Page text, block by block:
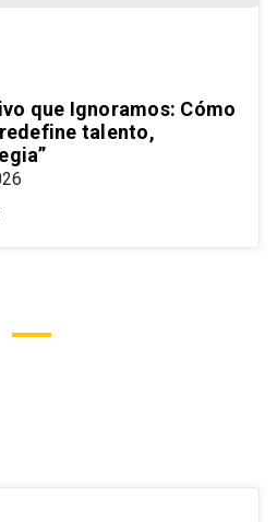
que Ignoramos: Cómo
talento,